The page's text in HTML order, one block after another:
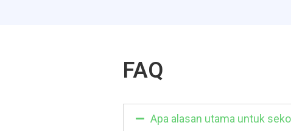
FAQ
Apa alasan utama untuk